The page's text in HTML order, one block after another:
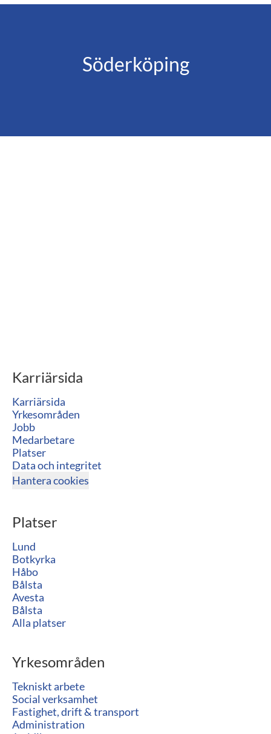
Söderköping
Karriärsida
Karriärsida
Yrkesområden
Jobb
Medarbetare
Platser
Data och integritet
Hantera cookies
Platser
Lund
Botkyrka
Håbo
Bålsta
Avesta
Bålsta
Alla platser
Yrkesområden
Tekniskt arbete
Social verksamhet
Fastighet, drift & transport
Administration